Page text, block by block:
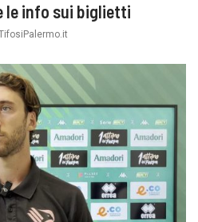
le info sui biglietti